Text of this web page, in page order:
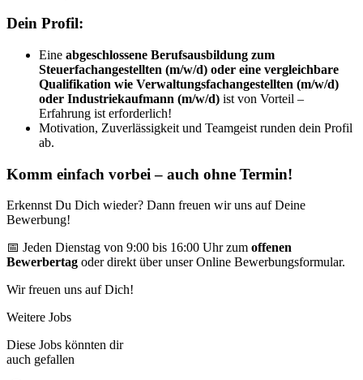
Dein Profil:
Eine abgeschlossene Berufsausbildung zum
Steuerfachangestellten (m/w/d) oder eine vergleichbare
Qualifikation wie Verwaltungsfachangestellten (m/w/d)
oder Industriekaufmann (m/w/d) ist von Vorteil –
Erfahrung ist erforderlich!
Motivation, Zuverlässigkeit und Teamgeist runden dein Profil
ab.
Komm einfach vorbei – auch ohne Termin!
Erkennst Du Dich wieder? Dann freuen wir uns auf Deine
Bewerbung!
📅 Jeden Dienstag von 9:00 bis 16:00 Uhr zum offenen
Bewerbertag oder direkt über unser Online Bewerbungsformular.
Wir freuen uns auf Dich!
Weitere Jobs
Diese Jobs könnten dir
auch gefallen